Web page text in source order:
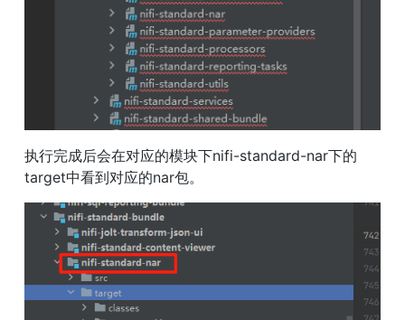
执行完成后会在对应的模块下nifi-standard-nar下的
target中看到对应的nar包。